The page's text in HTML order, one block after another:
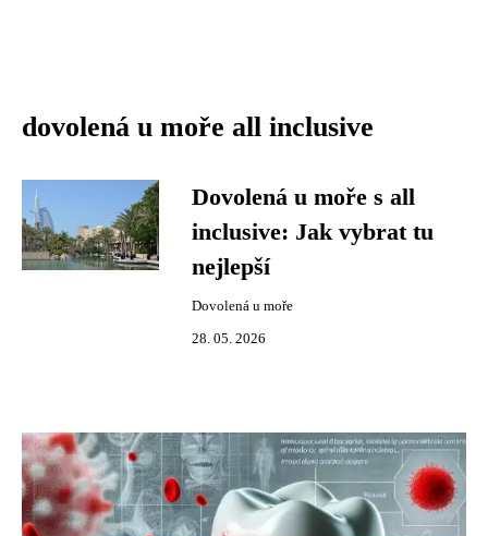
dovolená u moře all inclusive
Dovolená u moře s all
inclusive: Jak vybrat tu
nejlepší
Dovolená u moře
28. 05. 2026